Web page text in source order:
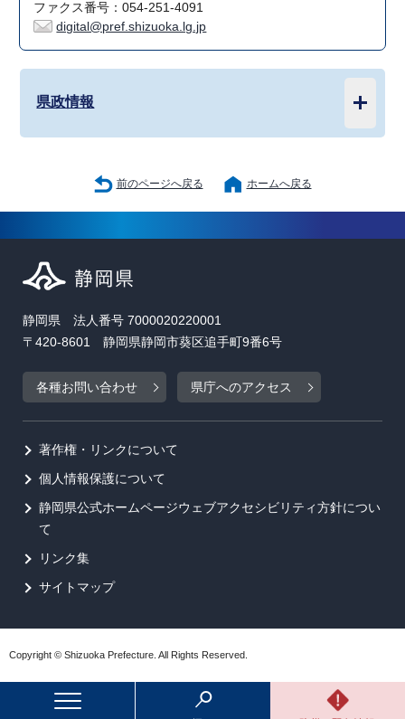
ファクス番号：054-251-4091
digital@pref.shizuoka.lg.jp
県政情報
前のページへ戻る ホームへ戻る
静岡県 法人番号 7000020220001
〒420-8601 静岡県静岡市葵区追手町9番6号
各種お問い合わせ 県庁へのアクセス
著作権・リンクについて
個人情報保護について
静岡県公式ホームページウェブアクセシビリティ方針につい
て
リンク集
サイトマップ
Copyright © Shizuoka Prefecture. All Rights Reserved.